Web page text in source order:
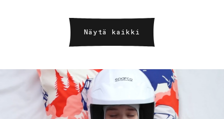
Näytä kaikki